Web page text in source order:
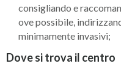
consigliando e
ove possibile,
minimamente invasivi;
Dove si trova il centro